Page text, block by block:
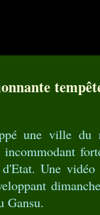
une ville du
Une
Gansu.